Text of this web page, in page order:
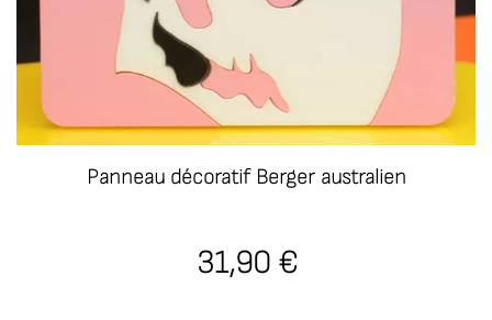
Panneau décoratif Berger australien
31,90 €